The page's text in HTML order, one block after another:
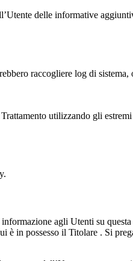
delle informative
raccogliere log di
utilizzando gli
agli Utenti su
in possesso il Titolare . Si